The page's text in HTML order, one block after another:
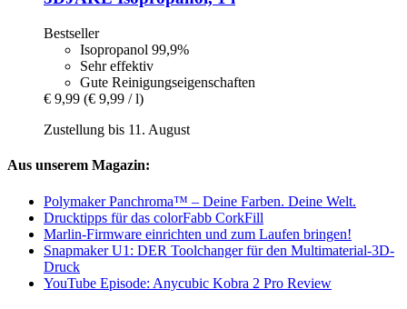
Bestseller
Isopropanol 99,9%
Sehr effektiv
Gute Reinigungseigenschaften
€ 9,99 (€ 9,99 / l)
Zustellung bis 11. August
Aus unserem Magazin:
Polymaker Panchroma™ – Deine Farben. Deine Welt.
Drucktipps für das colorFabb CorkFill
Marlin-Firmware einrichten und zum Laufen bringen!
Snapmaker U1: DER Toolchanger für den Multimaterial-3D-
Druck
YouTube Episode: Anycubic Kobra 2 Pro Review